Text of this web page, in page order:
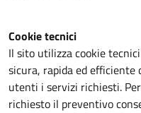
Cookie tecnici
Il sito utilizza cookie
sicura, rapida ed efficiente
utenti i servizi richiesti.
richiesto il preventivo